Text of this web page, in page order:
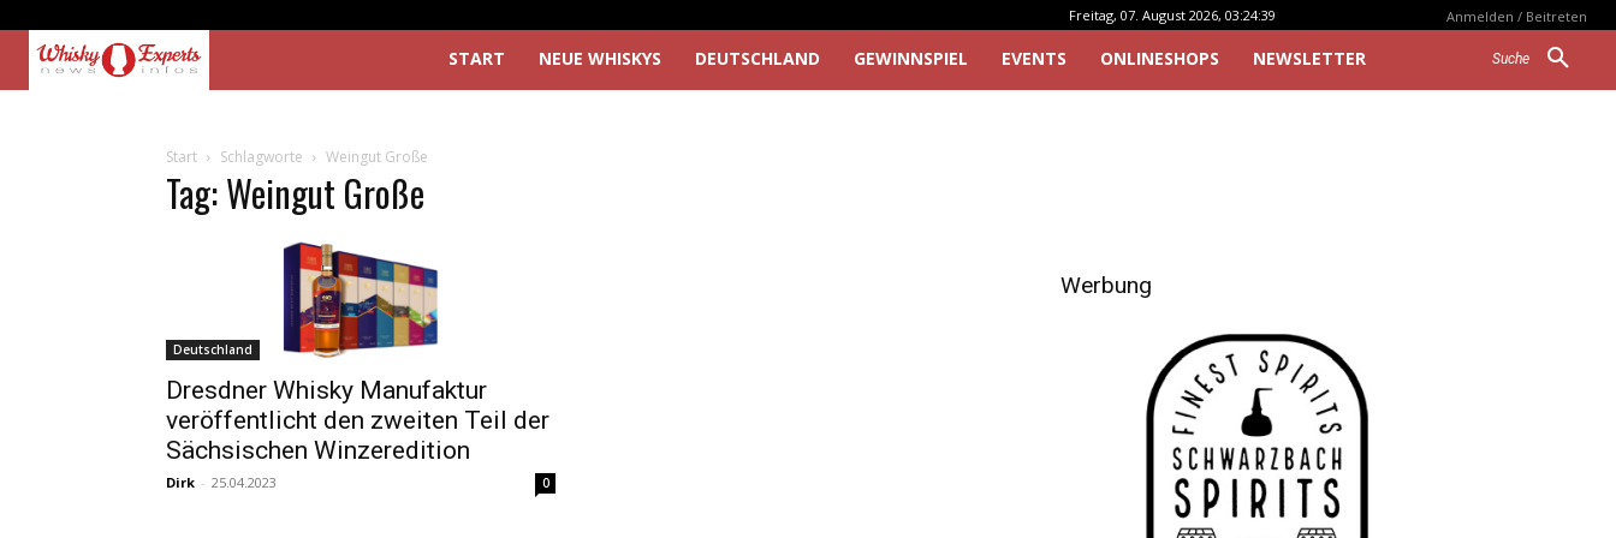
Freitag, 07. August 2026, 03:24:39 Anmelden / Beitreten
Suche
START NEUE WHISKYS DEUTSCHLAND GEWINNSPIEL EVENTS ONLINESHOPS NEWSLETTER
Start Schlagworte Weingut Große
Tag: Weingut Große
Deutschland
Dresdner Whisky Manufaktur
veröffentlicht den zweiten Teil der
Sächsischen Winzeredition
Dirk - 25.04.2023 0
Werbung